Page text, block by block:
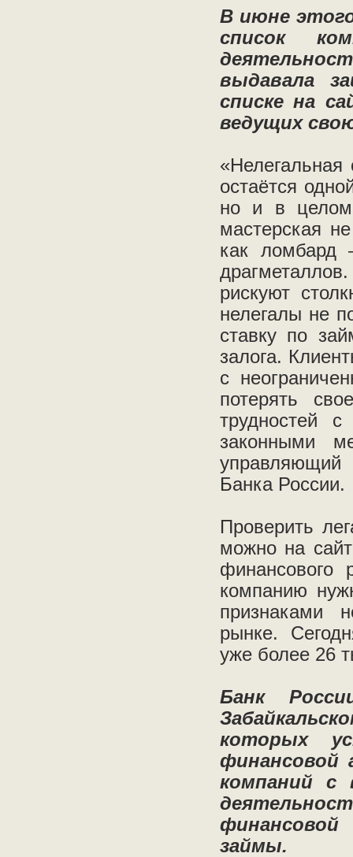
В июне
список
выдавала
списке на
ведущих
остаётся
но и в
мастерская
как ломбард
рискуют
нелегалы не
ставку по
залога.
с
потерять
трудностей
законными
Банка России.
Проверить
можно на
компанию
признаками
рынке.
уже более 26
Банк
которых
финансовой
компаний с
займы.